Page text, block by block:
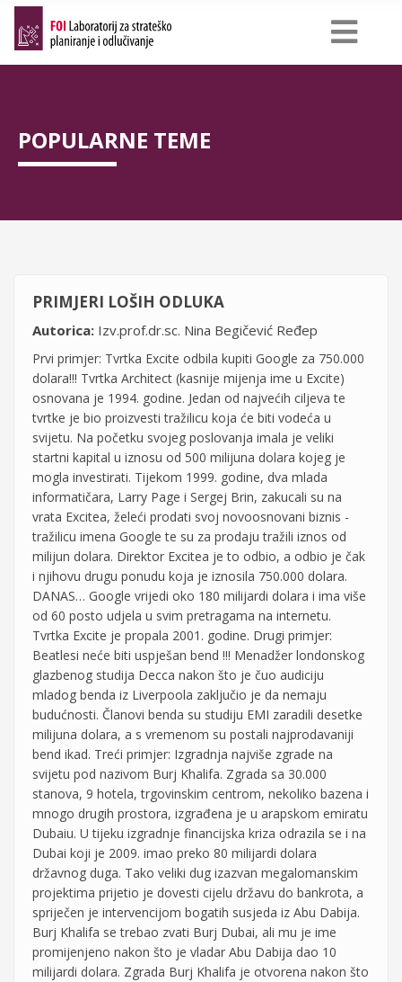
Skip
main
content
POPULARNE TEME
PRIMJERI LOŠIH ODLUKA
Autorica: Izv.prof.dr.sc. Nina Begičević Ređep
Prvi primjer: Tvrtka Excite odbila kupiti Google za 750.000
dolara!!! Tvrtka Architect (kasnije mijenja ime u Excite)
osnovana je 1994. godine. Jedan od najvećih ciljeva te
tvrtke je bio proizvesti tražilicu koja će biti vodeća u
svijetu. Na početku svojeg poslovanja imala je veliki
startni kapital u iznosu od 500 milijuna dolara kojeg je
mogla investirati. Tijekom 1999. godine, dva mlada
informatičara, Larry Page i Sergej Brin, zakucali su na
vrata Excitea, želeći prodati svoj novoosnovani biznis -
tražilicu imena Google te su za prodaju tražili iznos od
milijun dolara. Direktor Excitea je to odbio, a odbio je čak
i njihovu drugu ponudu koja je iznosila 750.000 dolara.
DANAS… Google vrijedi oko 180 milijardi dolara i ima više
od 60 posto udjela u svim pretragama na internetu.
Tvrtka Excite je propala 2001. godine. Drugi primjer:
Beatlesi neće biti uspješan bend !!! Menadžer londonskog
glazbenog studija Decca nakon što je čuo audiciju
mladog benda iz Liverpoola zaključio je da nemaju
budućnosti. Članovi benda su studiju EMI zaradili desetke
milijuna dolara, a s vremenom su postali najprodavaniji
bend ikad. Treći primjer: Izgradnja najviše zgrade na
svijetu pod nazivom Burj Khalifa. Zgrada sa 30.000
stanova, 9 hotela, trgovinskim centrom, nekoliko bazena i
mnogo drugih prostora, izgrađena je u arapskom emiratu
Dubaiu. U tijeku izgradnje financijska kriza odrazila se i na
Dubai koji je 2009. imao preko 80 milijardi dolara
državnog duga. Tako veliki dug izazvan megalomanskim
projektima prijetio je dovesti cijelu državu do bankrota, a
spriječen je intervencijom bogatih susjeda iz Abu Dabija.
Burj Khalifa se trebao zvati Burj Dubai, ali mu je ime
promijenjeno nakon što je vladar Abu Dabija dao 10
milijardi dolara. Zgrada Burj Khalifa je otvorena nakon što